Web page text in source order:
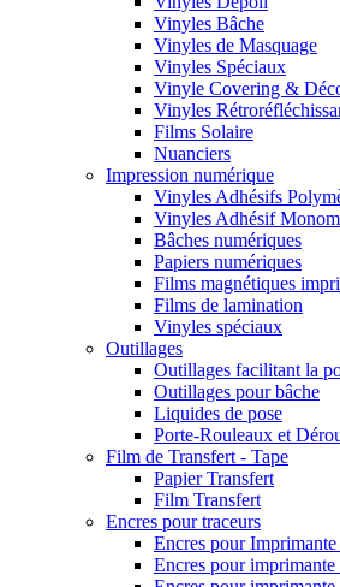
Vinyles Bâche
Vinyles de Masquage
Vinyles Spéciaux
Vinyle Covering &
Vinyles
Films Solaire
Nuanciers
Impression numérique
Vinyles Adhésifs
Vinyles Adhésif
Bâches numériques
Papiers numériques
Films magnétiques
Films de lamination
Vinyles spéciaux
Outillages
Outillages facilitant la
Outillages pour bâche
Liquides de pose
Porte-Rouleaux et
Film de Transfert - Tape
Papier Transfert
Film Transfert
Encres pour traceurs
Encres pour
Encres pour